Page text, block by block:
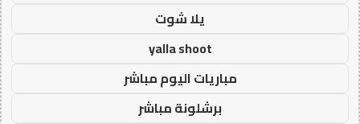
يلا شوت
yalla shoot
مباريات اليوم مباشر
برشلونة مباشر